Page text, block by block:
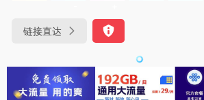
链接直达